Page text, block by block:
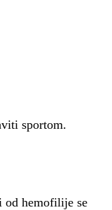
sportom.
od hemofilije se